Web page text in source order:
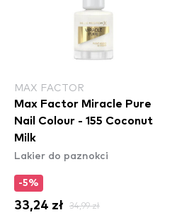
MAX FACTOR
Max Factor Miracle Pure
Nail Colour - 155 Coconut
Milk
Lakier do paznokci
-5%
33,24 zł 34,99 zł